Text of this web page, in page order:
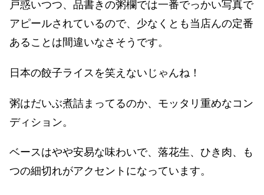
戸惑いつつ、品書きの粥欄では一番でっかい写真で
アピールされているので、少なくとも当店んの定番
あることは間違いなさそうです。
日本の餃子ライスを笑えないじゃんね！
粥はだいぶ煮詰まってるのか、モッタリ重めなコン
ディション。
ベースはやや安易な味わいで、落花生、ひき肉、も
つの細切れがアクセントになっています。